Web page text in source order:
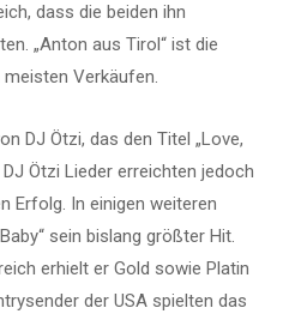
dass die beiden ihn
„Anton aus Tirol“ ist die
Verkäufen.
DJ Ötzi, das den Titel „Love,
Ötzi Lieder erreichten jedoch
Erfolg. In einigen weiteren
sein bislang größter Hit.
erhielt er Gold sowie Platin
der USA spielten das